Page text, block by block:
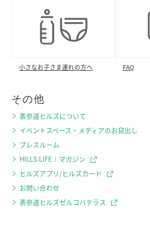
小さなお子さま連れの方へ FAQ
その他
表参道ヒルズについて
イベントスペース・メディアのお貸出し
プレスルーム
HILLS LIFE｜マガジン
ヒルズアプリ/ヒルズカード
お問い合わせ
表参道ヒルズゼルコバテラス